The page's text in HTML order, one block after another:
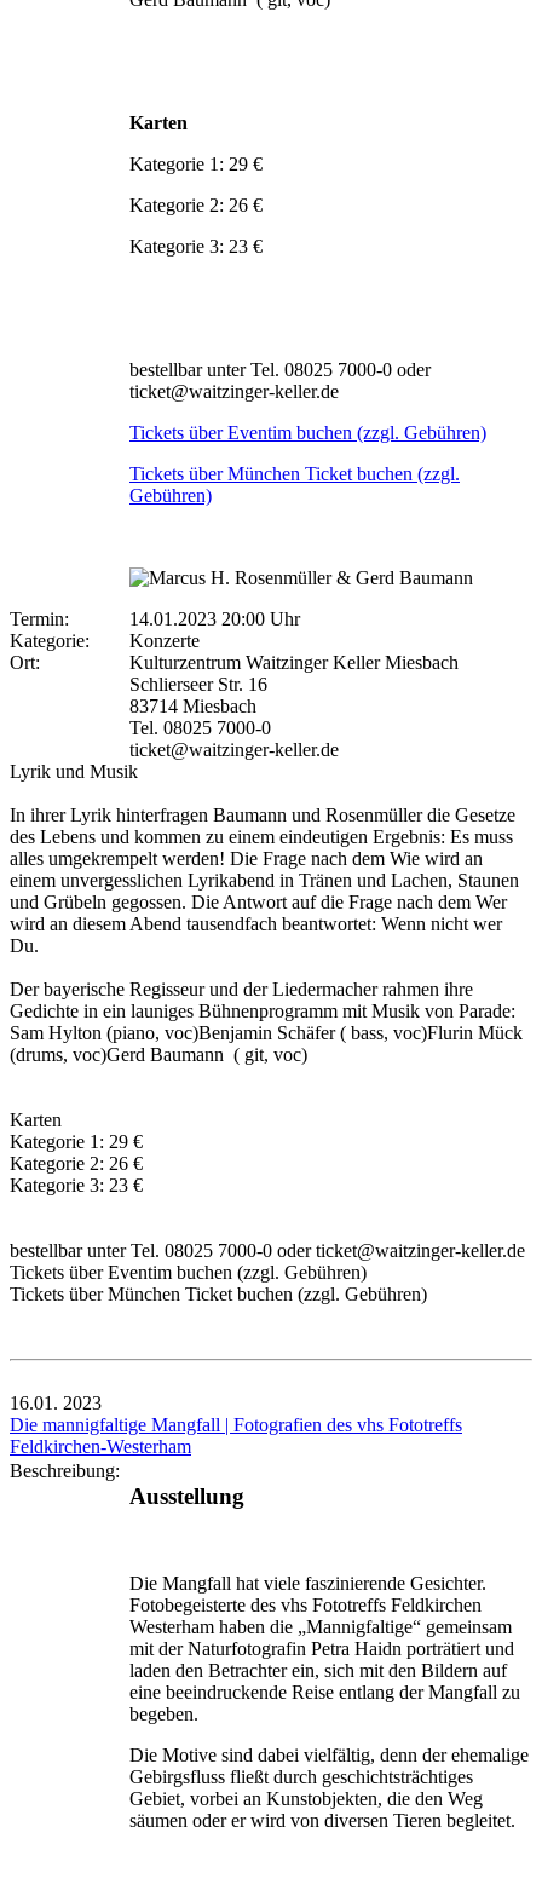
Karten
Kategorie 1: 29 €
Kategorie 2: 26 €
Kategorie 3: 23 €
bestellbar unter Tel. 08025 7000-0 oder
ticket@waitzinger-keller.de
Tickets über Eventim buchen (zzgl. Gebühren)
Tickets über München Ticket buchen (zzgl.
Gebühren)
Termin:
14.01.2023 20:00 Uhr
Kategorie:
Konzerte
Ort:
Kulturzentrum Waitzinger Keller Miesbach
Schlierseer Str. 16
83714 Miesbach
Tel. 08025 7000-0
ticket@waitzinger-keller.de
Lyrik und Musik
In ihrer Lyrik hinterfragen Baumann und Rosenmüller die Gesetze
des Lebens und kommen zu einem eindeutigen Ergebnis: Es muss
alles umgekrempelt werden! Die Frage nach dem Wie wird an
einem unvergesslichen Lyrikabend in Tränen und Lachen, Staunen
und Grübeln gegossen. Die Antwort auf die Frage nach dem Wer
wird an diesem Abend tausendfach beantwortet: Wenn nicht wer
Du.
Der bayerische Regisseur und der Liedermacher rahmen ihre
Gedichte in ein launiges Bühnenprogramm mit Musik von Parade:
Sam Hylton (piano, voc)Benjamin Schäfer ( bass, voc)Flurin Mück
(drums, voc)Gerd Baumann ( git, voc)
Karten
Kategorie 1: 29 €
Kategorie 2: 26 €
Kategorie 3: 23 €
bestellbar unter Tel. 08025 7000-0 oder ticket@waitzinger-keller.de
Tickets über Eventim buchen (zzgl. Gebühren)
Tickets über München Ticket buchen (zzgl. Gebühren)
16.01. 2023
Die mannigfaltige Mangfall | Fotografien des vhs Fototreffs
Feldkirchen-Westerham
Beschreibung:
Ausstellung
Die Mangfall hat viele faszinierende Gesichter.
Fotobegeisterte des vhs Fototreffs Feldkirchen
Westerham haben die „Mannigfaltige“ gemeinsam
mit der Naturfotografin Petra Haidn porträtiert und
laden den Betrachter ein, sich mit den Bildern auf
eine beeindruckende Reise entlang der Mangfall zu
begeben.
Die Motive sind dabei vielfältig, denn der ehemalige
Gebirgsfluss fließt durch geschichtsträchtiges
Gebiet, vorbei an Kunstobjekten, die den Weg
säumen oder er wird von diversen Tieren begleitet.